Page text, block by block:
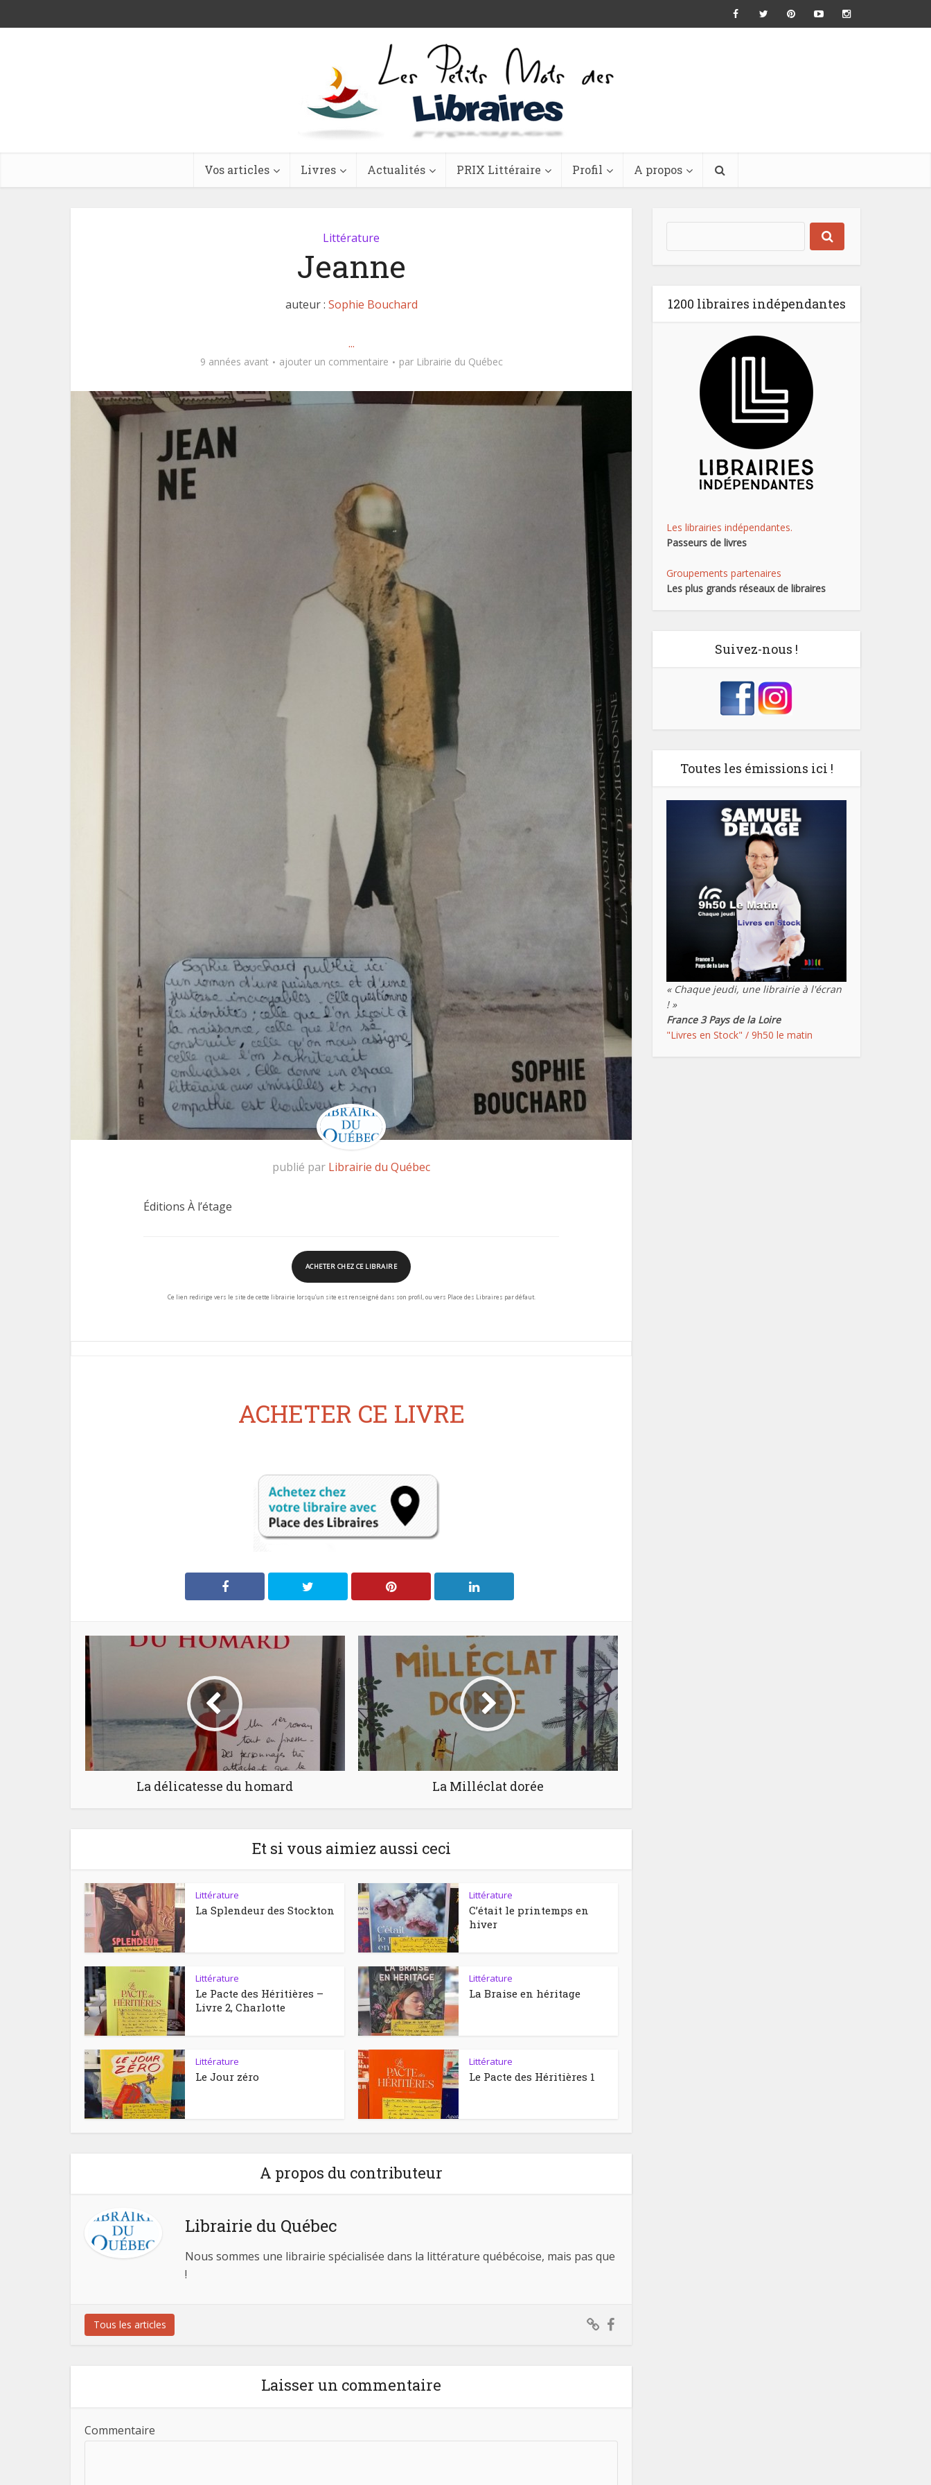
Vos articles Livres Actualités PRIX Littéraire Profil A propos
Littérature
Jeanne
auteur : Sophie Bouchard
...
9 années avant ajouter un commentaire par Librairie du Québec
publié par Librairie du Québec
Éditions À l’étage
ACHETER CHEZ CE LIBRAIRE
Ce lien redirige vers le site de cette librairie lorsqu’un site est renseigné dans son profil, ou vers Place des Libraires par défaut.
ACHETER CE LIVRE
La délicatesse du homard La Milléclat dorée
Et si vous aimiez aussi ceci
Littérature
La Splendeur des Stockton
Littérature
C’était le printemps en
hiver
Littérature
Le Pacte des Héritières –
Livre 2, Charlotte
Littérature
La Braise en héritage
Littérature
Le Jour zéro
Littérature
Le Pacte des Héritières 1
A propos du contributeur
Librairie du Québec
Nous sommes une librairie spécialisée dans la littérature québécoise, mais pas que
!
Tous les articles
Laisser un commentaire
Commentaire
1200 libraires indépendantes
Les librairies indépendantes.
Passeurs de livres
Groupements partenaires
Les plus grands réseaux de libraires
Suivez-nous !
Toutes les émissions ici !
« Chaque jeudi, une librairie à l'écran
! »
France 3 Pays de la Loire
"Livres en Stock" / 9h50 le matin